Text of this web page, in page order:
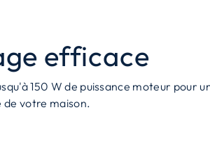
efficace
150 W de puissance moteur pour
votre maison.